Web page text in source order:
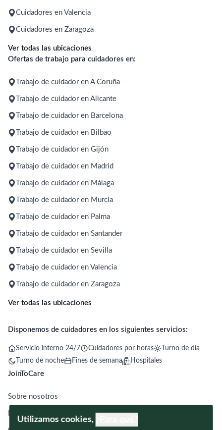
Utilizamos cookies,
Cuidadores en Valencia
Cuidadores en Zaragoza
Ver todas las ubicaciones
Ofertas de trabajo para cuidadores en:
Trabajo de cuidador en A Coruña
Trabajo de cuidador en Alicante
Trabajo de cuidador en Barcelona
Trabajo de cuidador en Bilbao
Trabajo de cuidador en Gijón
Trabajo de cuidador en Madrid
Trabajo de cuidador en Málaga
Trabajo de cuidador en Murcia
Trabajo de cuidador en Palma
Trabajo de cuidador en Santander
Trabajo de cuidador en Sevilla
Trabajo de cuidador en Valencia
Trabajo de cuidador en Zaragoza
Ver todas las ubicaciones
Disponemos de cuidadores en los siguientes servicios:
Servicio interno 24/7 Cuidadores por horas
Turno de día
Turno de noche
Fines de semana Hospitales
JoinToCare
Sobre nosotros
Blog